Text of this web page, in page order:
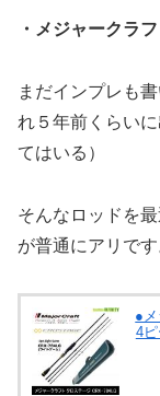
・メジャークラ
まだインプレも
れ５年前くらい
てはいる）
そんなロッドを
が普通にアリで
●
4